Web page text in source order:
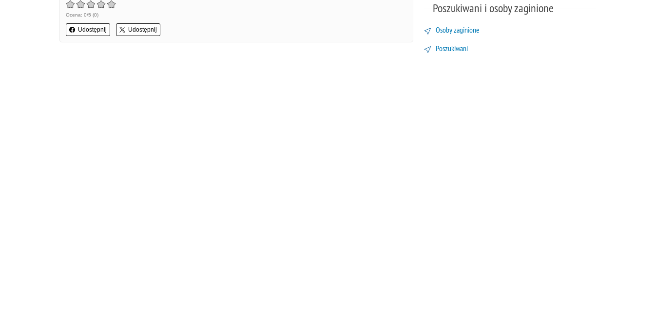
Ocena: 0/5 (0)
Udostępnij Udostępnij
Poszukiwani i osoby zaginione
Osoby zaginione
Poszukiwani